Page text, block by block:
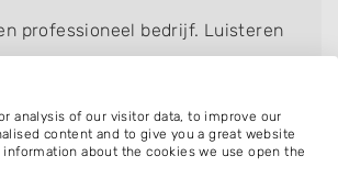
professioneel bedrijf. Luisteren
wensen
analysis of our visitor data, to improve our
content and to give you a great website
about the cookies we use open the